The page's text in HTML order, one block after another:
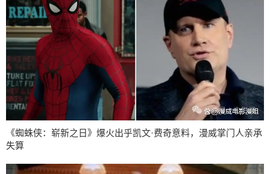
《蜘蛛侠：崭新之日》爆火出乎凯文·费奇意料，漫威掌门人亲承
失算